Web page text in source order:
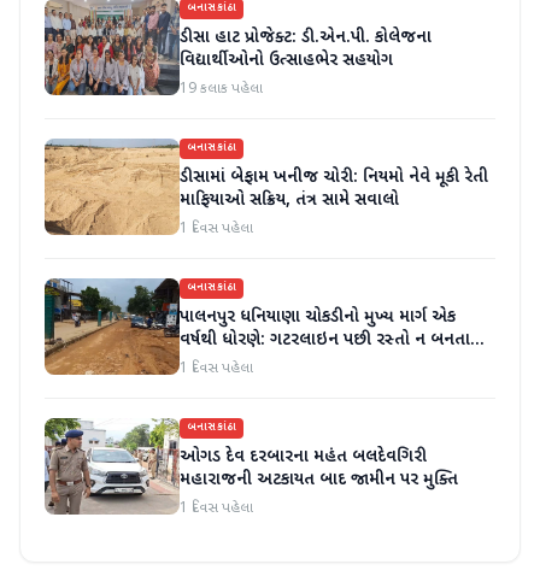
બનાસકાંઠા
ડીસા હાટ પ્રોજેક્ટ: ડી.એન.પી. કોલેજના
વિદ્યાર્થીઓનો ઉત્સાહભેર સહયોગ
19 કલાક પહેલા
બનાસકાંઠા
ડીસામાં બેફામ ખનીજ ચોરી: નિયમો નેવે મૂકી રેતી
માફિયાઓ સક્રિય, તંત્ર સામે સવાલો
1 દિવસ પહેલા
બનાસકાંઠા
પાલનપુર ધનિયાણા ચોકડીનો મુખ્ય માર્ગ એક
વર્ષથી ધોરણે: ગટરલાઇન પછી રસ્તો ન બનતા
હાલાકી
1 દિવસ પહેલા
બનાસકાંઠા
ઓગડ દેવ દરબારના મહંત બલદેવગિરી
મહારાજની અટકાયત બાદ જામીન પર મુક્તિ
1 દિવસ પહેલા